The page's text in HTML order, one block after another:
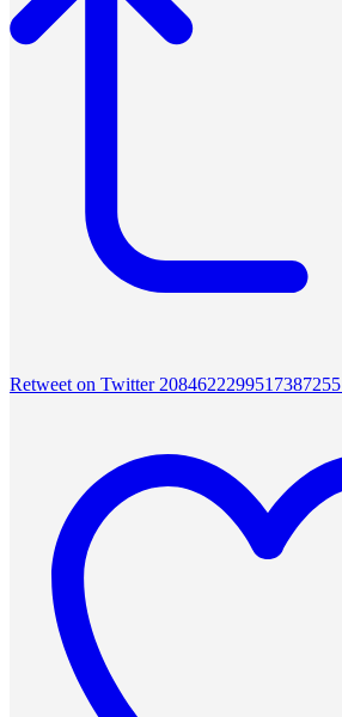
Retweet on Twitter 2084622299517387255